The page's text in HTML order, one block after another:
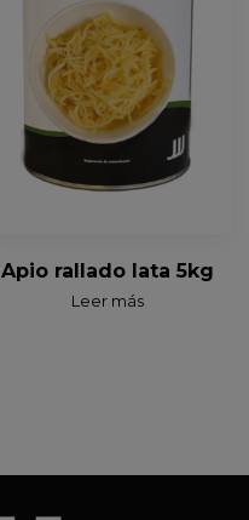
Apio rallado lata 5kg
Leer más